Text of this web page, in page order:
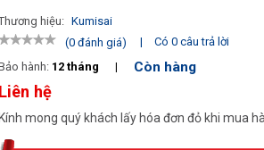
hiệu: Kumisai
(0 đánh giá)
|
Có 0 câu trả lời
hành: 12 tháng | Còn hàng
Liên hệ
Kính mong quý khách lấy hóa đơn đỏ khi mua